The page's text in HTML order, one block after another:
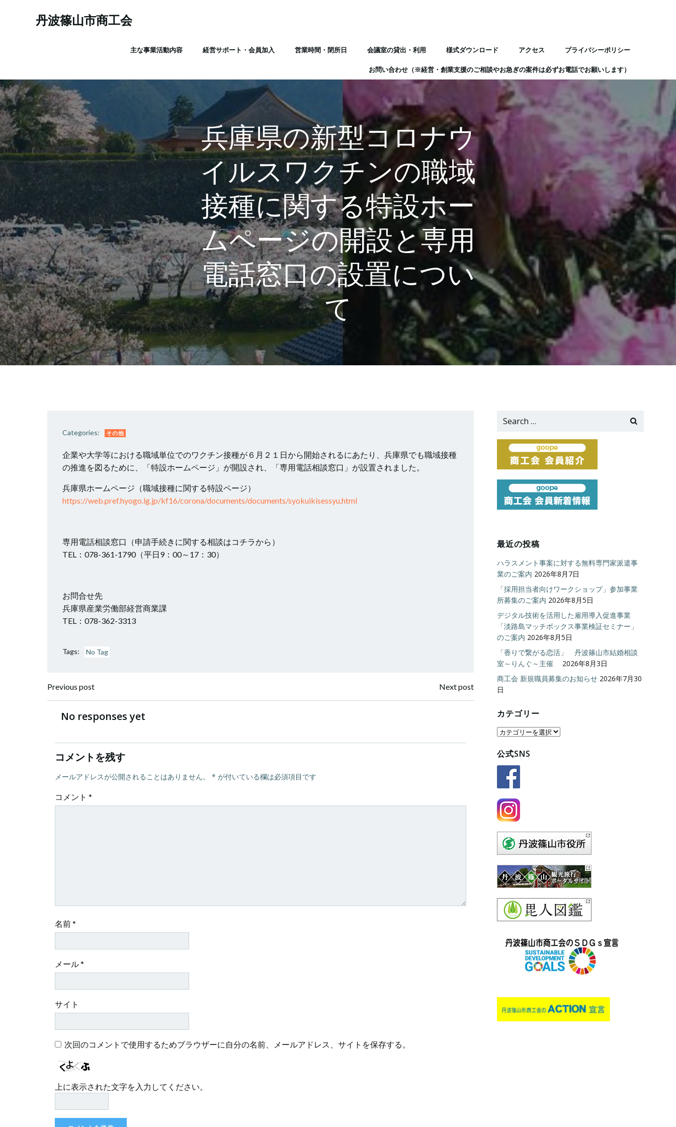
ス
キ
ッ
プ
丹波篠山市商工会
主な事業活動内容 経営サポート・会員加入 営業時間・閉所日 会議室の貸出・利用 様式ダウンロード アクセス プライバシーポリシー
お問い合わせ（※経営・創業支援のご相談やお急ぎの案件は必ずお電話でお願いします）
兵庫県の新型コロナウ
イルスワクチンの職域
接種に関する特設ホー
ムページの開設と専用
電話窓口の設置につい
て
Categories: その他
企業や大学等における職域単位でのワクチン接種が６月２１日から開始されるにあたり、兵庫県でも職域接種
の推進を図るために、「特設ホームページ」が開設され、「専用電話相談窓口」が設置されました。
兵庫県ホームページ（職域接種に関する特設ページ）
https://web.pref.hyogo.lg.jp/kf16/corona/documents/documents/syokuikisessyu.html
専用電話相談窓口（申請手続きに関する相談はコチラから）
TEL：078-361-1790（平日9：00～17：30）
お問合せ先
兵庫県産業労働部経営商業課
TEL：078-362-3313
Tags: No Tag
投
稿
ナ
ビ
ゲ
ー
Previous post
ナ
ゲ
ー
Next post
No responses yet
コメントを残す
メールアドレスが公開されることはありません。 * が付いている欄は必須項目です
コメント *
名前*
メール*
サイト
次回のコメントで使用するためブラウザーに自分の名前、メールアドレス、サイトを保存する。
上に表示された文字を入力してください。
Search
最近の投稿
ハラスメント事案に対する無料専門家派遣事
業のご案内 2026年8月7日
「採用担当者向けワークショップ」参加事業
所募集のご案内 2026年8月5日
デジタル技術を活用した雇用導入促進事業
「淡路島マッチボックス事業検証セミナー」
のご案内 2026年8月5日
「香りで繋がる恋活」 丹波篠山市結婚相談
室～りんぐ～主催
2026年8月3日
商工会 新規職員募集のお知らせ 2026年7月30
日
カテゴリー
カ
ゴ
リ
公式SNS